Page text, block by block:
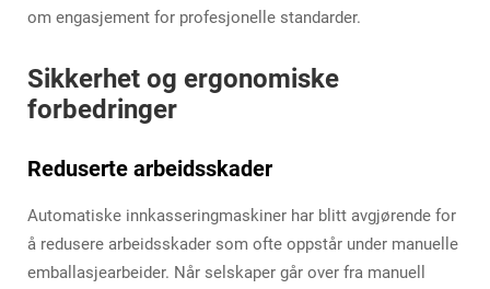
om engasjement for profesjonelle standarder.
Sikkerhet og ergonomiske
forbedringer
Reduserte arbeidsskader
Automatiske innkasseringmaskiner har blitt avgjørende for
å redusere arbeidsskader som ofte oppstår under manuelle
emballasjearbeider. Når selskaper går over fra manuell